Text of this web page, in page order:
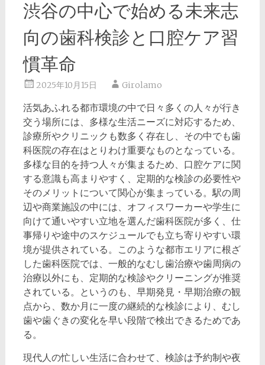
渋谷の中心で始める未来志
向の歯科検診と口腔ケア習
慣革命
2025年10月15日 Girolamo
活気あふれる都市環境の中で日々多くの人々が行き
交う場所には、多様な生活ニーズに対応するため、
診療所やクリニックも数多く存在し、その中でも歯
科医院の存在はとりわけ重要なものとなっている。
多様な目的を持つ人々が集まるため、口腔ケアに関
する意識も高まりやすく、定期的な検診の必要性や
そのメリットについて関心が集まっている。駅の周
辺や商業施設の中には、オフィスワーカーや学生に
向けて通いやすい立地を選んだ歯科医院が多く、仕
事帰りや途中のスケジュールでも立ち寄りやすい環
境が提供されている。このような都市エリアに根ざ
した歯科医院では、一般的なむし歯治療や歯周病の
治療以外にも、定期的な検診やクリーニングが推奨
されている。というのも、早期発見・早期治療の観
点から、数か月に一度の継続的な検診により、むし
歯や歯ぐきの変化を早い段階で検出できるためであ
る。
現代人の忙しい生活に合わせて、検診は予約制や夜